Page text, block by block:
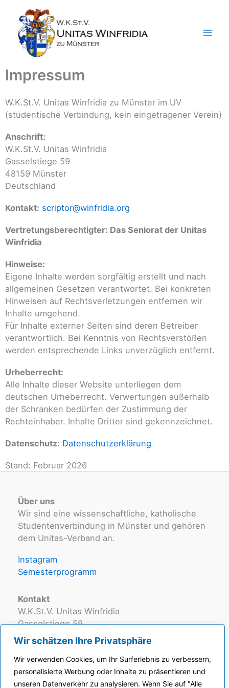
Wir schätzen Ihre Privatsphäre
Wir verwenden Cookies, um Ihr Surferlebnis zu verbessern,
personalisierte Werbung oder Inhalte zu präsentieren und
unseren Datenverkehr zu analysieren. Wenn Sie auf "Alle
Inhalt
springen
Impressum
W.K.St.V. Unitas Winfridia zu Münster im UV
(studentische Verbindung, kein eingetragener Verein)
Anschrift:
W.K.St.V. Unitas Winfridia
Gasselstiege 59
48159 Münster
Deutschland
Kontakt: scriptor@winfridia.org
Vertretungsberechtigter: Das Seniorat der Unitas
Winfridia
Hinweise:
Eigene Inhalte werden sorgfältig erstellt und nach
allgemeinen Gesetzen verantwortet. Bei konkreten
Hinweisen auf Rechtsverletzungen entfernen wir
Inhalte umgehend.
Für Inhalte externer Seiten sind deren Betreiber
verantwortlich. Bei Kenntnis von Rechtsverstößen
werden entsprechende Links unverzüglich entfernt.
Urheberrecht:
Alle Inhalte dieser Website unterliegen dem
deutschen Urheberrecht. Verwertungen außerhalb
der Schranken bedürfen der Zustimmung der
Rechteinhaber. Inhalte Dritter sind gekennzeichnet.
Datenschutz: Datenschutzerklärung
Stand: Februar 2026
Über uns
Wir sind eine wissenschaftliche, katholische
Studentenverbindung in Münster und gehören
dem Unitas-Verband an.
Instagram
Semesterprogramm
Kontakt
W.K.St.V. Unitas Winfridia
Gasselstiege 59
48159 Münster
scriptor@winfridia.org